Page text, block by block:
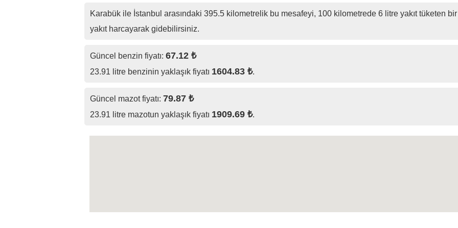
Karabük ile İstanbul arasındaki 395.5 kilometrelik bu mesafeyi, 100 kilometrede 6 litre yakıt tüketen
yakıt harcayarak gidebilirsiniz.
Güncel benzin fiyatı: 67.12 ₺
23.91 litre benzinin yaklaşık fiyatı 1604.83 ₺.
Güncel mazot fiyatı: 79.87 ₺
23.91 litre mazotun yaklaşık fiyatı 1909.69 ₺.